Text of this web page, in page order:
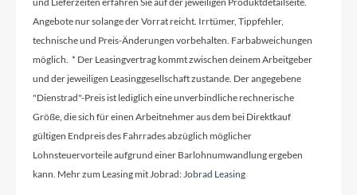
Ergon GP10
Ladegerät
BOSCH 2Ah
Schaltwerk
Rücktrittbremse
Angebote nur solange der Vorrat reicht. Irrtümer, Tippfehler,
technische und Preis-Änderungen vorbehalten. Farbabweichungen
möglich. * Der Leasingvertrag kommt zwischen deinem Arbeitgeber
und der jeweiligen Leasinggesellschaft zustande. Der angegebene
"Dienstrad"-Preis ist lediglich eine unverbindliche rechnerische
Größe, die sich für einen Arbeitnehmer aus dem bei Direktkauf
gültigen Endpreis des Fahrrades abzüglich möglicher
Lohnsteuervorteile aufgrund einer Barlohnumwandlung ergeben
kann. Mehr zum Leasing mit Jobrad:Jobrad Leasing